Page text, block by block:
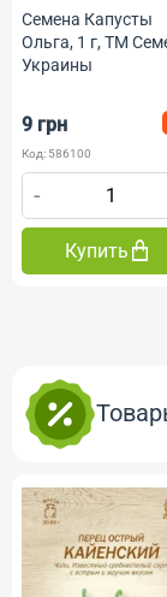
Семена Капусты
Ольга, 1 г, ТМ
Украины
9 грн
Код: 586100
-
Купить